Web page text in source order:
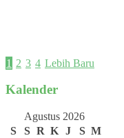
1 2 3 4 Lebih Baru
Kalender
Agustus 2026
S
S R K J S M